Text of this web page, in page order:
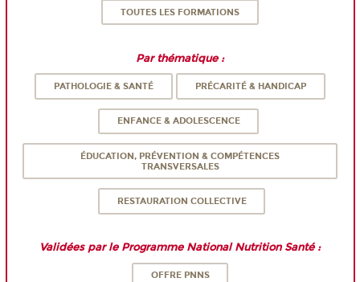
TOUTES LES FORMATIONS
Par thématique :
PATHOLOGIE & SANTÉ PRÉCARITÉ & HANDICAP
ENFANCE & ADOLESCENCE
ÉDUCATION, PRÉVENTION & COMPÉTENCES
TRANSVERSALES
RESTAURATION COLLECTIVE
Validées par le Programme National Nutrition Santé :
OFFRE PNNS